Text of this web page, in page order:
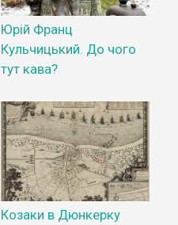
Юрій Франц
Кульчицький. До чого
тут кава?
Козаки в Дюнкерку